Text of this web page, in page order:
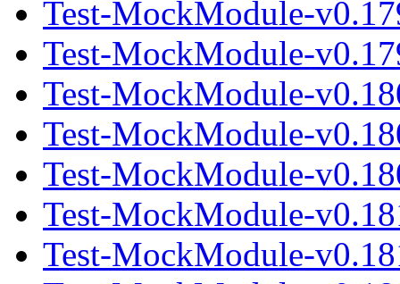
Test-MockModule-
Test-MockModule-
Test-MockModule-
Test-MockModule-
Test-MockModule-
Test-MockModule-
Test-MockModule-